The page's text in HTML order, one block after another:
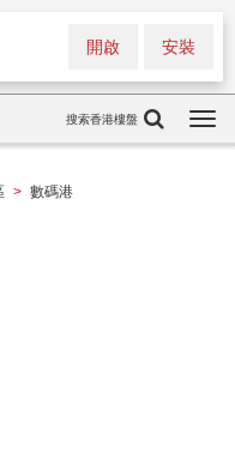
安裝
開啟
搜索香港樓盤
> 數碼港